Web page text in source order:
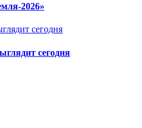
2026»
сегодня